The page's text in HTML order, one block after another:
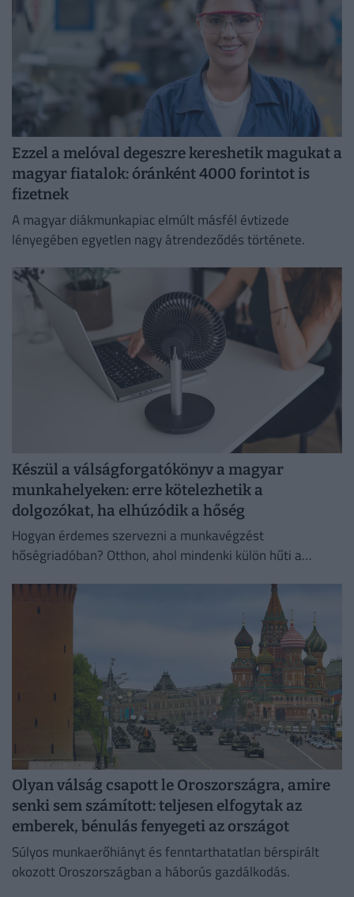
Ezzel a melóval degeszre kereshetik magukat a
magyar fiatalok: óránként 4000 forintot is
fizetnek
A magyar diákmunkapiac elmúlt másfél évtizede
lényegében egyetlen nagy átrendeződés története.
Készül a válságforgatókönyv a magyar
munkahelyeken: erre kötelezhetik a
dolgozókat, ha elhúzódik a hőség
Hogyan érdemes szervezni a munkavégzést
hőségriadóban? Otthon, ahol mindenki külön hűti a
irodaházban, ahol a hűtés központilag működik.
Olyan válság csapott le Oroszországra, amire
senki sem számított: teljesen elfogytak az
emberek, bénulás fenyegeti az országot
Súlyos munkaerőhiányt és fenntarthatatlan bérspirált
okozott Oroszországban a háborús gazdálkodás.